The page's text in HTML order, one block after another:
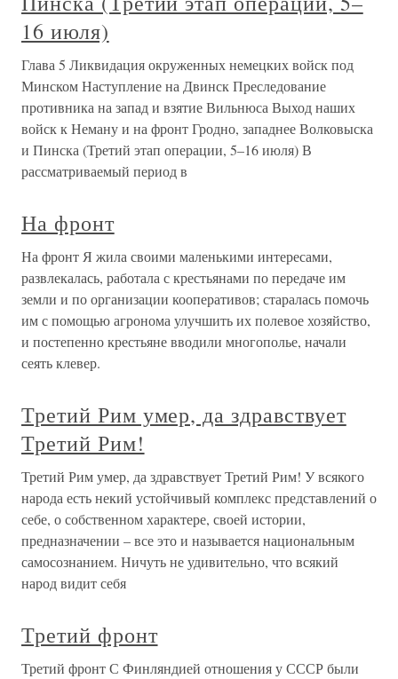
16 июля)
Глава 5 Ликвидация окруженных немецких войск под
Минском Наступление на Двинск Преследование
противника на запад и взятие Вильнюса Выход наших
войск к Неману и на фронт Гродно, западнее Волковыска
и Пинска (Третий этап операции, 5–16 июля) В
рассматриваемый период в
На фронт
На фронт Я жила своими маленькими интересами,
развлекалась, работала с крестьянами по передаче им
земли и по организации кооперативов; старалась помочь
им с помощью агронома улучшить их полевое хозяйство,
и постепенно крестьяне вводили многополье, начали
сеять клевер.
Третий Рим умер, да здравствует
Третий Рим!
Третий Рим умер, да здравствует Третий Рим! У всякого
народа есть некий устойчивый комплекс представлений о
себе, о собственном характере, своей истории,
предназначении – все это и называется национальным
самосознанием. Ничуть не удивительно, что всякий
народ видит себя
Третий фронт
Третий фронт С Финляндией отношения у СССР были